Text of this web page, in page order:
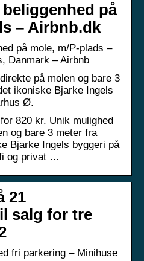
på
– Airbnb.dk
på mole, m/P-plads –
Danmark – Airbnb
på molen og bare 3
ikoniske Bjarke Ingels
Ø.
820 kr. Unik mulighed
og bare 3 meter fra
Bjarke Ingels byggeri på
og privat …
21
salg for tre
fri parkering – Minihuse